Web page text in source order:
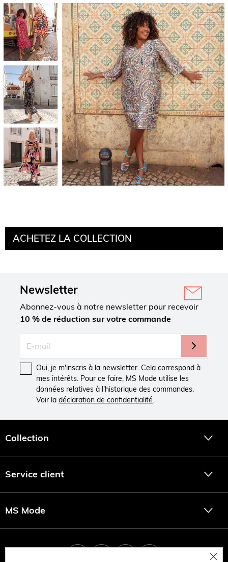
ACHETEZ LA COLLECTION
Newsletter
Abonnez-vous à notre newsletter pour recevoir
10 % de réduction sur votre commande
Oui, je m'inscris à la newsletter. Cela correspond à
mes intérêts. Pour ce faire, MS Mode utilise les
données relatives à l'historique des commandes.
Voir la déclaration de confidentialité.
Collection
Service client
MS Mode